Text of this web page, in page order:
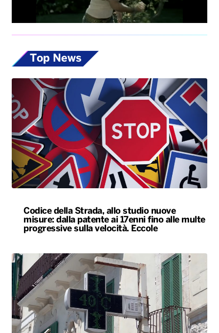
Top News
Codice della Strada, allo studio nuove
misure: dalla patente ai 17enni fino alle multe
progressive sulla velocità. Eccole